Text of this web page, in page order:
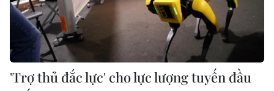
'Trợ thủ đắc lực' cho lực lượng tuyến đầu